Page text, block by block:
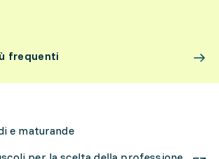
frequenti
e maturande